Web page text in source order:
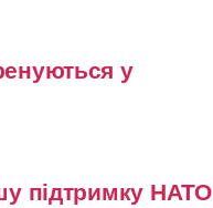
у
підтримку НАТО